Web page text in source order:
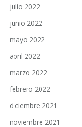
julio 2022
junio 2022
mayo 2022
abril 2022
marzo 2022
febrero 2022
diciembre 2021
noviembre 2021